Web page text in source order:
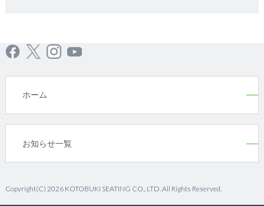
ホーム
お知らせ一覧
Copyright(C) 2026 KOTOBUKI SEATING CO., LTD. All Rights Reserved.